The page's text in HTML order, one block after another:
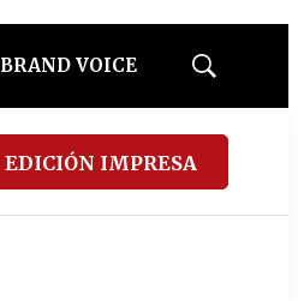
BRAND VOICE
Mostrar
EDICIÓN IMPRESA